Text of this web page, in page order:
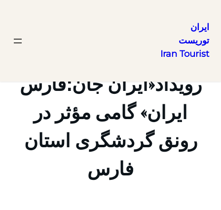
رفتن
ایران
توریست
Iran Tourist
رویداد«ایران جان؛فارس
ایران» گامی مؤثر در
رونق گردشگری استان
فارس